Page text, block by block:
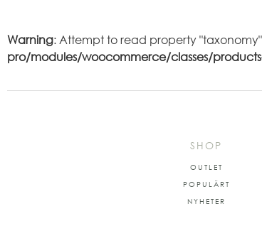
Warning: Attempt to read property
pro/modules/woocommerce/classes/
SHOP
OUTLET
POPULÄRT
NYHETER